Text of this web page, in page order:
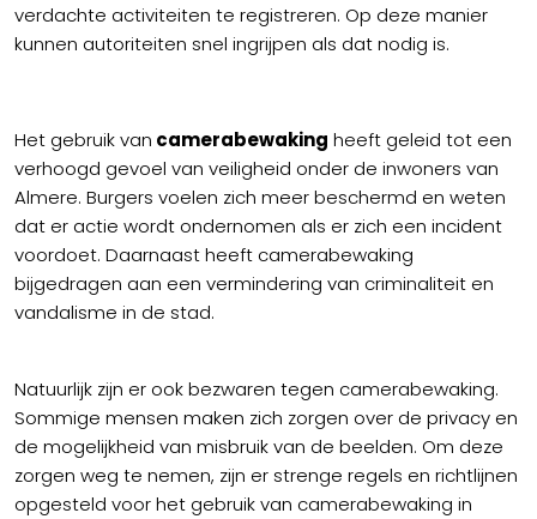
verdachte activiteiten te registreren. Op deze manier
kunnen autoriteiten snel ingrijpen als dat nodig is.
Het gebruik van camerabewaking heeft geleid tot een
verhoogd gevoel van veiligheid onder de inwoners van
Almere. Burgers voelen zich meer beschermd en weten
dat er actie wordt ondernomen als er zich een incident
voordoet. Daarnaast heeft camerabewaking
bijgedragen aan een vermindering van criminaliteit en
vandalisme in de stad.
Natuurlijk zijn er ook bezwaren tegen camerabewaking.
Sommige mensen maken zich zorgen over de privacy en
de mogelijkheid van misbruik van de beelden. Om deze
zorgen weg te nemen, zijn er strenge regels en richtlijnen
opgesteld voor het gebruik van camerabewaking in